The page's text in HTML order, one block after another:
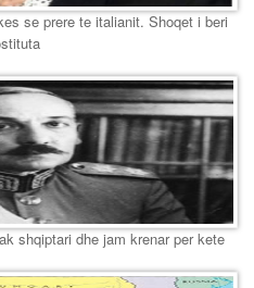
se prere te italianit. Shoqet i beri
shqiptari dhe jam krenar per kete